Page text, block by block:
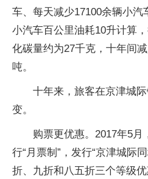
车、每天减少17100余辆小汽
小汽车百公里油耗10升计算
化碳量约为27千克，十年间
吨。
十年来，旅客在京津城
变。
购票更优惠。2017年5
行“月票制”，发行“京津城际
折、九折和八五折三个等级